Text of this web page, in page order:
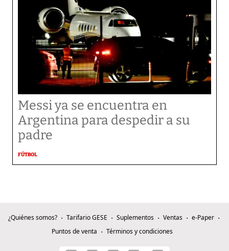
Messi ya se encuentra en
Argentina para despedir a su
padre
FÚTBOL
¿Quiénes somos? Tarifario GESE Suplementos Ventas
e-Paper
Puntos de venta
Términos y condiciones